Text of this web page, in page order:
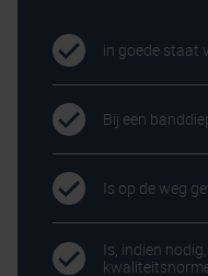
in goede staat
Bij een
Is op de weg
Is, indien